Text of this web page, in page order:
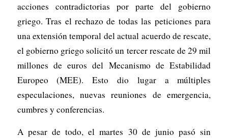
acciones contradictorias por parte del gobierno
griego. Tras el rechazo de todas las peticiones para
una extensión temporal del actual acuerdo de rescate,
el gobierno griego solicitó un tercer rescate de 29 mil
millones de euros del Mecanismo de Estabilidad
Europeo (MEE). Esto dio lugar a múltiples
especulaciones, nuevas reuniones de emergencia,
cumbres y conferencias.
A pesar de todo, el martes 30 de junio pasó sin